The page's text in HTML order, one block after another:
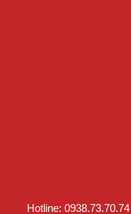
Hotline: 0938.73.70.74